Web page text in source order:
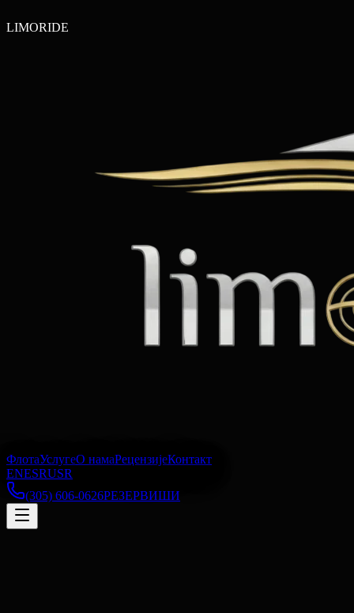
LIMORIDE
ФлотаУслугеО намаРецензијеКонтакт
ENESRUSR
(305) 606-0626РЕЗЕРВИШИ